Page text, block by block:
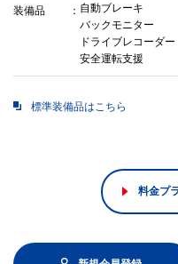
装備品
自動ブレーキ
バックモニター
ドライブレコーダー
安全運転支援
標準装備品はこちら
料金プ